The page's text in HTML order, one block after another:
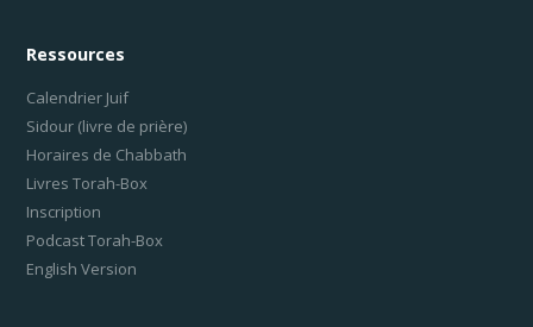
Ressources
Calendrier Juif
Sidour (livre de prière)
Horaires de Chabbath
Livres Torah-Box
Inscription
Podcast Torah-Box
English Version